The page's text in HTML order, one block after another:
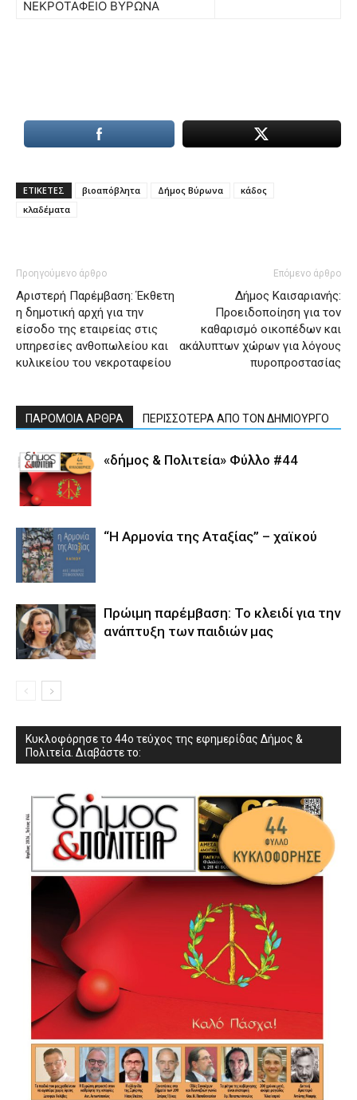
ΝΕΚΡΟΤΑΦΕΙΟ ΒΥΡΩΝΑ
ΕΤΙΚΕΤΕΣ βιοαπόβλητα Δήμος Βύρωνα
κάδος
κλαδέματα
Προηγούμενο άρθρο
Αριστερή Παρέμβαση: Έκθετη
η δημοτική αρχή για την
είσοδο της εταιρείας στις
υπηρεσίες ανθοπωλείου και
κυλικείου του νεκροταφείου
Επόμενο άρθρο
Δήμος Καισαριανής:
Προειδοποίηση για τον
καθαρισμό οικοπέδων και
ακάλυπτων χώρων για λόγους
πυροπροστασίας
ΠΑΡΟΜΟΙΑ ΑΡΘΡΑ ΠΕΡΙΣΣΟΤΕΡΑ ΑΠΟ ΤΟΝ ΔΗΜΙΟΥΡΓΟ
«δήμος & Πολιτεία» Φύλλο #44
“Η Αρμονία της Αταξίας” – χαϊκού
Πρώιμη παρέμβαση: Το κλειδί για την
ανάπτυξη των παιδιών µας
Κυκλοφόρησε το 44ο τεύχος της εφημερίδας Δήμος &
Πολιτεία. Διαβάστε το: